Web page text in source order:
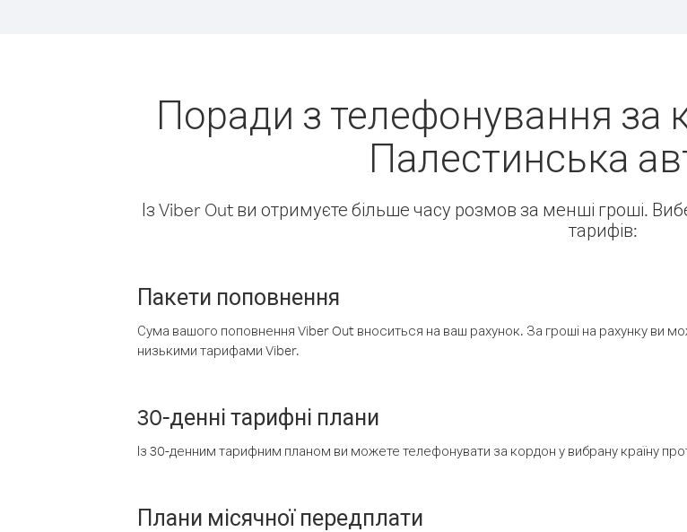
Поради з телефонування за
Палестинська
Із Viber Out ви отримуєте більше часу розмов за менші гроші.
тарифів:
Пакети поповнення
Сума вашого поповнення Viber Out вноситься на ваш рахунок. За гроші на рахунку ви
низькими тарифами Viber.
30-денні тарифні плани
Із 30-денним тарифним планом ви можете телефонувати за кордон у вибрану країну
Плани місячної передплати